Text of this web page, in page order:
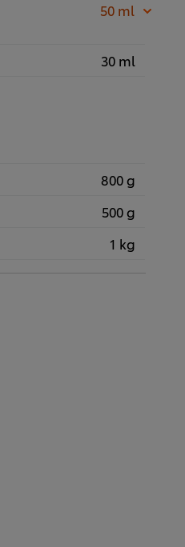
50 ml
30 ml
800 g
500 g
1 kg